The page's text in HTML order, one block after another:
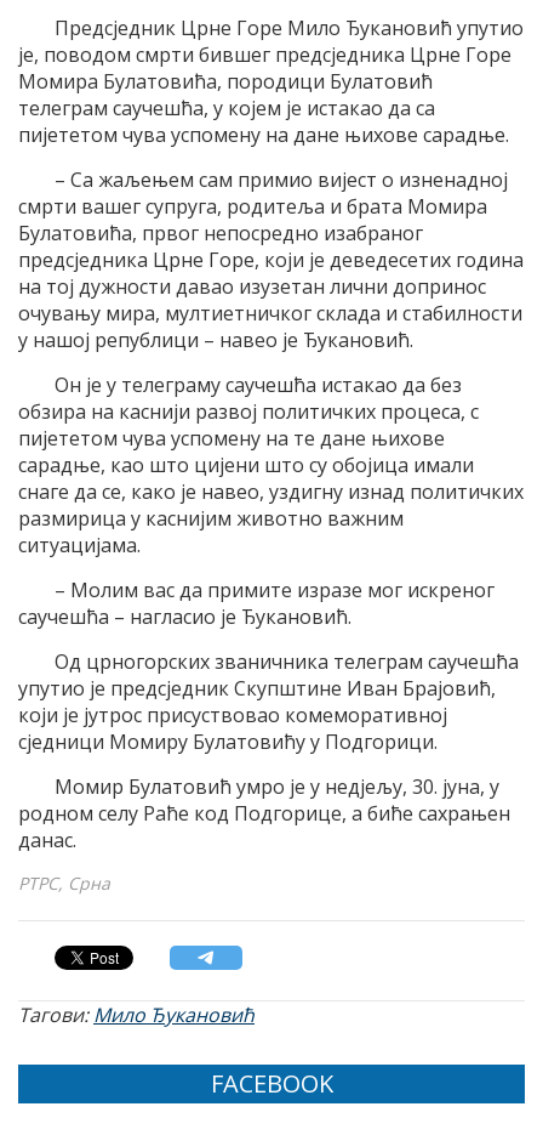
Предсједник Црне Горе Мило Ђукановић упутио
је, поводом смрти бившег предсједника Црне Горе
Момира Булатовића, породици Булатовић
телеграм саучешћа, у којем је истакао да са
пијететом чува успомену на дане њихове сарадње.
– Са жаљењем сам примио вијест о изненадној
смрти вашег супруга, родитеља и брата Момира
Булатовића, првог непосредно изабраног
предсједника Црне Горе, који је деведесетих година
на тој дужности давао изузетан лични допринос
очувању мира, мултиетничког склада и стабилности
у нашој републици – навео је Ђукановић.
Он је у телеграму саучешћа истакао да без
обзира на каснији развој политичких процеса, с
пијететом чува успомену на те дане њихове
сарадње, као што цијени што су обојица имали
снаге да се, како је навео, уздигну изнад политичких
размирица у каснијим животно важним
ситуацијама.
– Молим вас да примите изразе мог искреног
саучешћа – нагласио је Ђукановић.
Од црногорских званичника телеграм саучешћа
упутио је предсједник Скупштине Иван Брајовић,
који је јутрос присуствовао комеморативној
сједници Момиру Булатовићу у Подгорици.
Момир Булатовић умро је у недјељу, 30. јуна, у
родном селу Раће код Подгорице, а биће сахрањен
данас.
РТРС, Срна
Тагови:Мило Ђукановић
FACEBOOK